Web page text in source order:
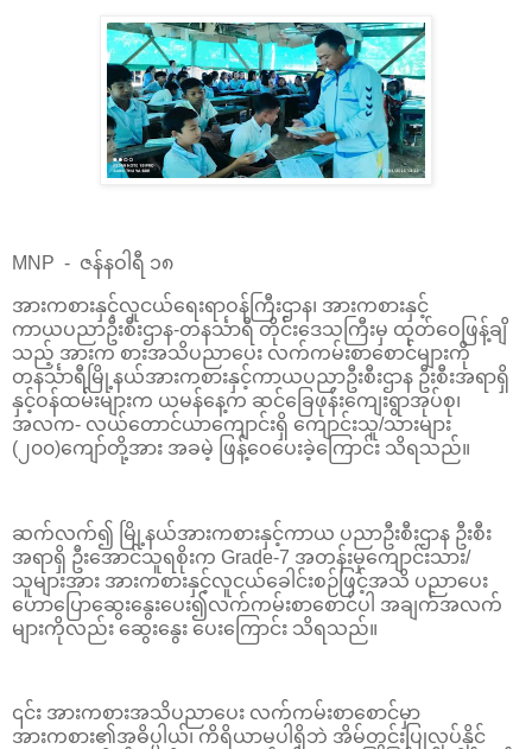
MNP - ဇန်နဝါရီ ၁၈
အားကစားနှင့်လူငယ်ရေးရာဝန်ကြီးဌာန၊ အားကစားနှင့်
ကာယပညာဦးစီးဌာန-တနင်္သာရီ တိုင်းဒေသကြီးမှ ထုတ်ဝေဖြန့်ချိ
သည့် အားက စားအသိပညာပေး လက်ကမ်းစာစောင်များကို
တနင်္သာရီမြို့နယ်အားကစားနှင့်ကာယပညာဦးစီးဌာန ဦးစီးအရာရှိ
နှင့်ဝန်ထမ်းများက ယမန်နေ့က ဆင်ခြေဖုန်းကျေးရွာအုပ်စု၊
အလက- လယ်တောင်ယာကျောင်းရှိ ကျောင်းသူ/သားများ
(၂၀၀)ကျော်တို့အား အခမဲ့ ဖြန့်ဝေပေးခဲ့ကြောင်း သိရသည်။
ဆက်လက်၍ မြို့နယ်အားကစားနှင့်ကာယ ပညာဦးစီးဌာန ဦးစီး
အရာရှိ ဦးအောင်သူရစိုးက Grade-7 အတန်းမှကျောင်းသား/
သူများအား အားကစားနှင့်လူငယ်ခေါင်းစဉ်ဖြင့်အသိ ပညာပေး
ဟောပြောဆွေးနွေးပေး၍လက်ကမ်းစာစောင်ပါ အချက်အလက်
များကိုလည်း ဆွေးနွေး ပေးကြောင်း သိရသည်။
၎င်း အားကစားအသိပညာပေး လက်ကမ်းစာစောင်မှာ
အားကစား၏အဓိပ္ပါယ်၊ ကိရိယာမပါရှိဘဲ အိမ်တွင်းပြုလုပ်နိုင်